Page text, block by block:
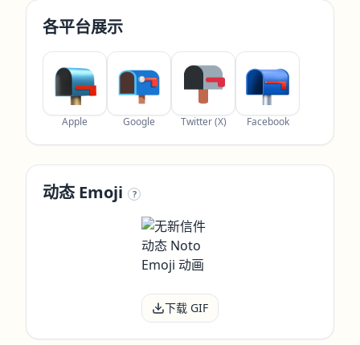
各平台展示
Apple Google Twitter (X) Facebook
动态 Emoji ?
下载 GIF